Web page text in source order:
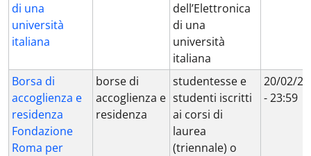
di una
università
italiana
dell’Elettronica
di una
università
italiana
Borsa di
accoglienza e
residenza
Fondazione
Roma per
borse di
accoglienza e
residenza
studentesse e
studenti iscritti
ai corsi di
laurea
(triennale) o
20/02/
- 23:59